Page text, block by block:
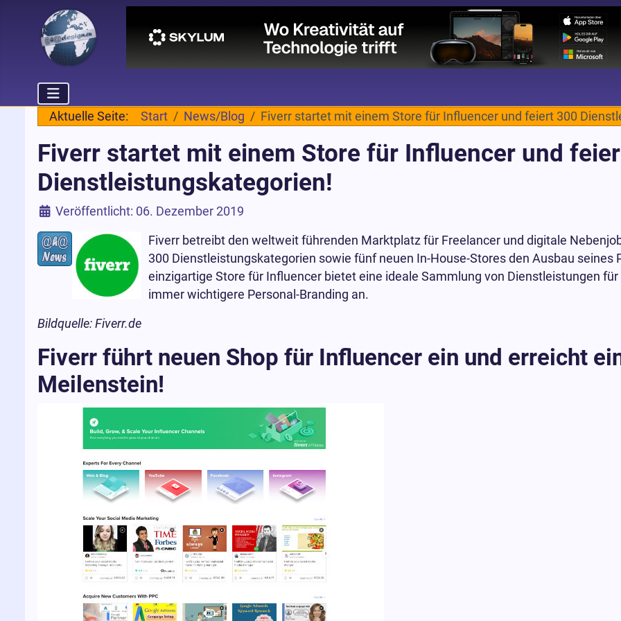
Aktuelle Seite: Start News/Blog Fiverr startet mit einem Store für Influencer und feiert 300
Fiverr startet mit einem Store für Influencer und
Dienstleistungskategorien!
Details
Veröffentlicht: 06. Dezember 2019
Fiverr betreibt den weltweit führenden Marktplatz für Freelancer und digitale
300 Dienstleistungskategorien sowie fünf neuen In-House-Stores den Ausbau seines
einzigartige Store für Influencer bietet eine ideale Sammlung von Dienstleistungen
immer wichtigere Personal-Branding an.
Bildquelle: Fiverr.de
Fiverr führt neuen Shop für Influencer ein und erreicht
Meilenstein!